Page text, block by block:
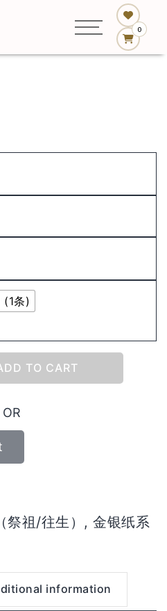
0
(1条)
TO CART
OR
祭祖/往生） , 金银纸系
information